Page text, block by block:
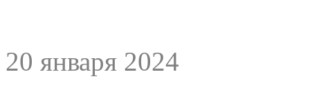
20 января 2024